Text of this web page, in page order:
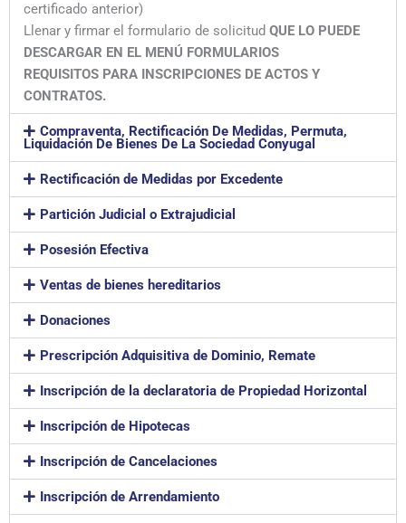
certificado anterior)
Llenar y firmar el formulario de solicitud QUE LO PUEDE
DESCARGAR EN EL MENÚ FORMULARIOS
REQUISITOS PARA INSCRIPCIONES DE ACTOS Y
CONTRATOS.
Compraventa, Rectificación De Medidas, Permuta,
Liquidación De Bienes De La Sociedad Conyugal
Rectificación de Medidas por Excedente
Partición Judicial o Extrajudicial
Posesión Efectiva
Ventas de bienes hereditarios
Donaciones
Prescripción Adquisitiva de Dominio, Remate
Inscripción de la declaratoria de Propiedad Horizontal
Inscripción de Hipotecas
Inscripción de Cancelaciones
Inscripción de Arrendamiento